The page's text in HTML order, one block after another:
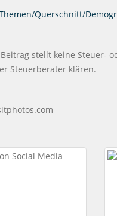
Querschnitt/
stellt keine Steuer-
Steuerberater klären.